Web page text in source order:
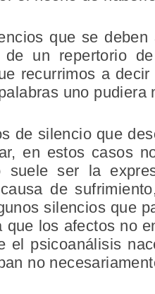
que se
un repertorio
recurrimos a decir
uno
de silencio que
en estos casos
suele ser la
de
silencios que
que los afectos no
el psicoanálisis
no